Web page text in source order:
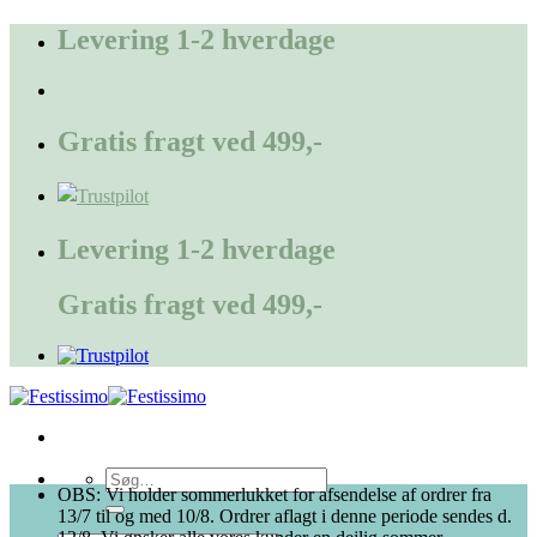
FortsætLevering 1-2 hverdage
Gratis fragt ved 499,-
Levering 1-2 hverdage
Gratis fragt ved 499,-
Søg
efter:
OBS: Vi holder sommerlukket for afsendelse af ordrer fra
13/7 til og med 10/8. Ordrer aflagt i denne periode sendes d.